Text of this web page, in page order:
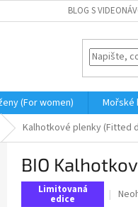
BLOG S
(For women) Mořské
Kalhotkové plenky (Fitted
BIO
Limitovaná
edice